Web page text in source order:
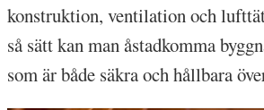
konstruktion, ventilation och
så sätt kan man åstadkomma
som är både säkra och hållbara